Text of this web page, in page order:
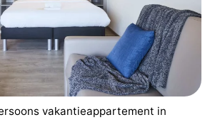
vakantieappartement in